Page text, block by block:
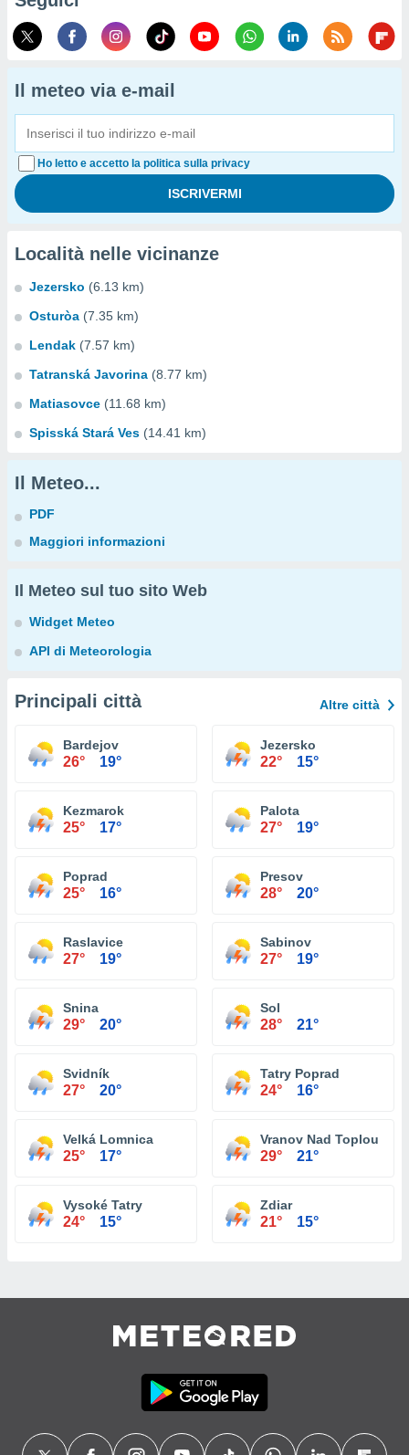
Il meteo via e-mail
Ho letto e accetto la politica sulla privacy
Località nelle vicinanze
Jezersko (6.13 km)
Osturòa (7.35 km)
Lendak (7.57 km)
Tatranská Javorina (8.77 km)
Matiasovce (11.68 km)
Spisská Stará Ves (14.41 km)
Il Meteo...
PDF
Maggiori informazioni
Il Meteo sul tuo sito Web
Widget Meteo
API di Meteorologia
Principali città Altre città
Bardejov
26° 19°
Jezersko
22° 15°
Kezmarok
25° 17°
Palota
27° 19°
Poprad
25° 16°
Presov
28° 20°
Raslavice
27° 19°
Sabinov
27° 19°
Snina
29° 20°
Sol
28° 21°
Svidník
27° 20°
Tatry Poprad
24° 16°
Velká Lomnica
25° 17°
Vranov Nad Toplou
29° 21°
Vysoké Tatry
24° 15°
Zdiar
21° 15°